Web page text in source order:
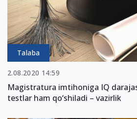
Talaba
2.08.2020 14:59
Magistratura imtihoniga IQ
testlar ham qo‘shiladi – vazirlik